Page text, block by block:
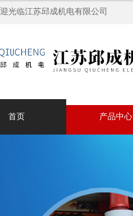
光临江苏邱成机电有限公司
首页 产品中心